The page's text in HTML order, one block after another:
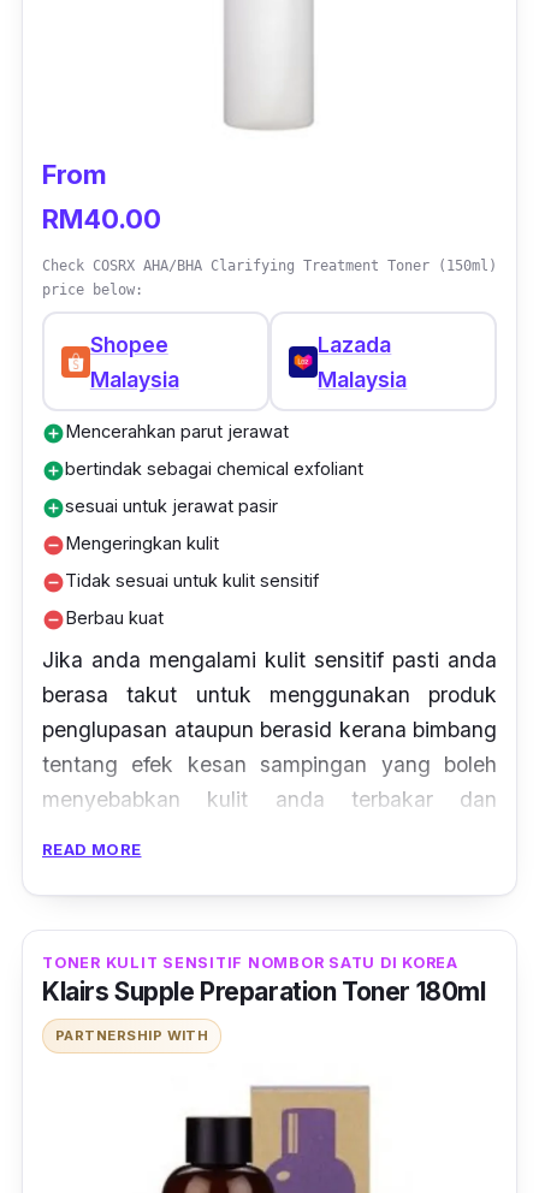
From
RM40.00
Check COSRX AHA/BHA Clarifying Treatment Toner (150ml)
price below:
Shopee
Malaysia
Lazada
Malaysia
add_circleMencerahkan parut jerawat
add_circlebertindak sebagai chemical exfoliant
add_circlesesuai untuk jerawat pasir
remove_circleMengeringkan kulit
remove_circleTidak sesuai untuk kulit sensitif
remove_circleBerbau kuat
Jika anda mengalami kulit sensitif pasti anda
berasa takut untuk menggunakan produk
penglupasan ataupun berasid kerana bimbang
tentang efek kesan sampingan yang boleh
menyebabkan kulit anda terbakar dan
menghindari daripada bahan yang akan
merengsakan kulit.
Dengan menggunakan teknik pengelupasan
mendedahkan lapisan kulit sihat dan cerah
TIdak akan memedihkan kulit muka malah
READ MORE
TONER KULIT SENSITIF NOMBOR SATU DI KOREA
Klairs Supple Preparation Toner 180ml
PARTNERSHIP WITH